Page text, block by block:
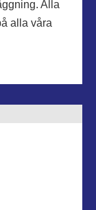
Alla
alla våra